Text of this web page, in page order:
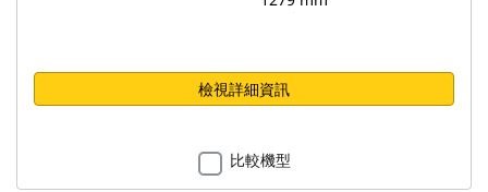
檢視詳細資訊
比較機型